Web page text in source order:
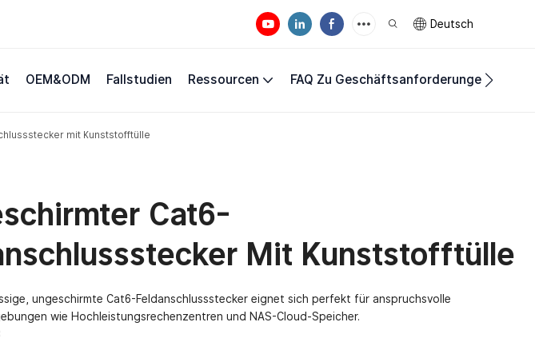
Deutsch
OEM&ODM Fallstudien Ressourcen FAQ Zu Geschäftsanforderungen
mit Kunststofftülle
Cat6-
Mit Kunststofftülle
ungeschirmte Cat6-Feldanschlussstecker eignet sich perfekt für anspruchsvolle
wie Hochleistungsrechenzentren und NAS-Cloud-Speicher.